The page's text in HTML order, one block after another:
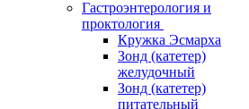
Гастроэнтерология и
проктология
Кружка Эсмарха
Зонд (катетер)
желудочный
Зонд (катетер)
питательный